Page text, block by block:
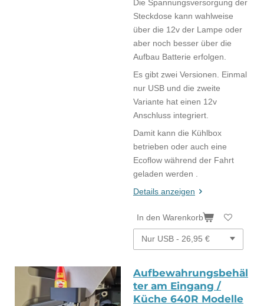
Die Spannungsversorgung der
Steckdose kann wahlweise
über die 12v der Lampe oder
aber noch besser über die
Aufbau Batterie erfolgen.
Es gibt zwei Versionen. Einmal
nur USB und die zweite
Variante hat einen 12v
Anschluss integriert.
Damit kann die Kühlbox
betrieben oder auch eine
Ecoflow während der Fahrt
geladen werden .
Details anzeigen
In den Warenkorb
Aufbewahrungsbehäl
ter am Eingang /
Küche 640R Modelle